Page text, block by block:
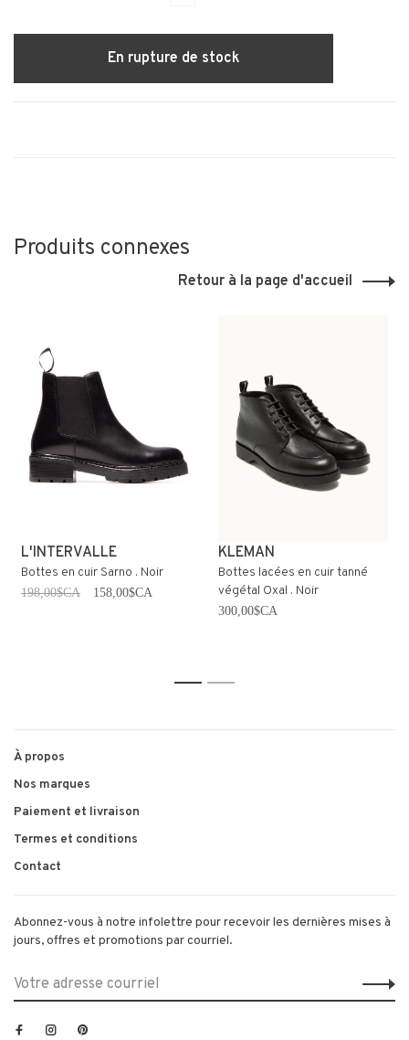
En rupture de stock
Produits connexes
Retour à la page d'accueil
L'INTERVALLE
Bottes en cuir Sarno . Noir
198,00$CA 158,00$CA
KLEMAN
Bottes lacées en cuir tanné
végétal Oxal . Noir
300,00$CA
1 2
À propos
Nos marques
Paiement et livraison
Termes et conditions
Contact
Abonnez-vous à notre infolettre pour recevoir les dernières mises à
jours, offres et promotions par courriel.